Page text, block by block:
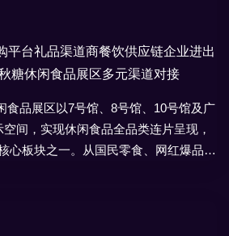
平台礼品渠道商餐饮供应链企业进出
糖休闲食品展区多元渠道对接
食品展区以7号馆、8号馆、10号馆及广
间，实现休闲食品全品类连片呈现，
心板块之一。从国民零食、网红爆品到